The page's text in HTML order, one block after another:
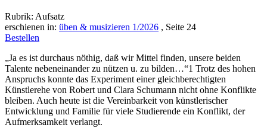
Rubrik: Aufsatz
erschienen in: üben & musizieren 1/2026 , Seite 24
Bestellen
„Ja es ist durchaus nöthig, daß wir Mit­tel finden, unsere beiden
Talente ne­beneinander zu nützen u. zu bilden…“1 Trotz des hohen
Anspruchs konnte das Experiment einer gleichberechtigten
Künstlerehe von Robert und Clara Schumann nicht ohne Konflikte
bleiben. Auch heute ist die Vereinbarkeit von künstlerischer
Entwicklung und Familie für viele Studierende ein Kon­flikt, der
Aufmerksamkeit verlangt.